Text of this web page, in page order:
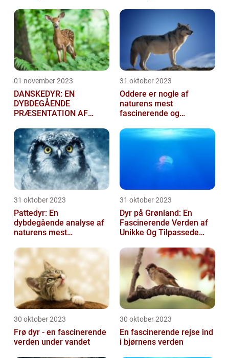
01 november 2023
DANSKEDYR: EN
DYBDEGÅENDE
PRÆSENTATION AF
31 oktober 2023
Oddere er nogle af
naturens mest
fascinerende og
31 oktober 2023
Pattedyr: En
dybdegående analyse af
naturens mest
31 oktober 2023
Dyr på Grønland: En
Fascinerende Verden af
Unikke Og Tilpassede
30 oktober 2023
Frø dyr - en fascinerende
verden under vandet
30 oktober 2023
En fascinerende rejse ind
i bjørnens verden